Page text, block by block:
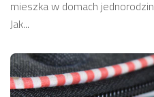
mieszka w domach
Jak...